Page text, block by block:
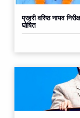
प्रहरी वरिष्ठ नायव
घोषित